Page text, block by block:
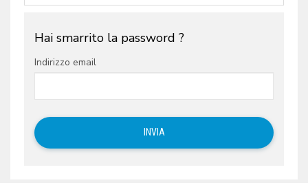
Hai smarrito la password ?
Indirizzo email